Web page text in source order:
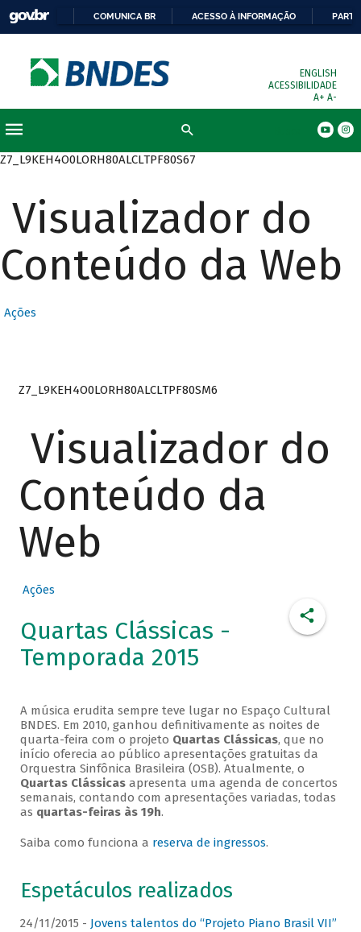
COMUNICA BR ACESSO À INFORMAÇÃO
ENGLISH
ACESSIBILIDADE
A+ A-
Z7_L9KEH4O0LORH80ALCLTPF80S67
Visualizador do
Conteúdo da Web
Ações
Z7_L9KEH4O0LORH80ALCLTPF80SM6
Visualizador do
Conteúdo da
Web
Ações
Quartas Clássicas -
Temporada 2015
A música erudita sempre teve lugar no Espaço Cultural
BNDES. Em 2010, ganhou definitivamente as noites de
quarta-feira com o projeto Quartas Clássicas, que no
início oferecia ao público apresentações gratuitas da
Orquestra Sinfônica Brasileira (OSB). Atualmente, o
Quartas Clássicasapresenta uma agenda de concertos
semanais, contando com apresentações variadas, todas
as quartas-feiras às 19h.
Saiba como funciona a reserva de ingressos.
Espetáculos realizados
24/11/2015 - Jovens talentos do “Projeto Piano Brasil VII”